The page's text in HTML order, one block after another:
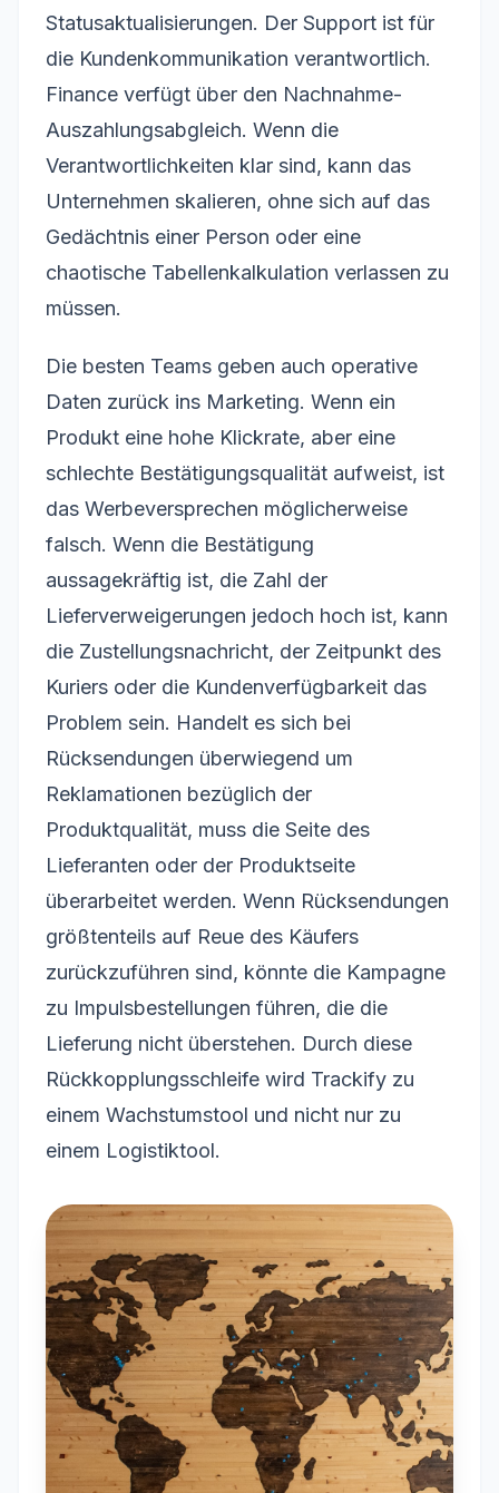
Statusaktualisierungen. Der Support ist für
die Kundenkommunikation verantwortlich.
Finance verfügt über den Nachnahme-
Auszahlungsabgleich. Wenn die
Verantwortlichkeiten klar sind, kann das
Unternehmen skalieren, ohne sich auf das
Gedächtnis einer Person oder eine
chaotische Tabellenkalkulation verlassen zu
müssen.
Die besten Teams geben auch operative
Daten zurück ins Marketing. Wenn ein
Produkt eine hohe Klickrate, aber eine
schlechte Bestätigungsqualität aufweist, ist
das Werbeversprechen möglicherweise
falsch. Wenn die Bestätigung
aussagekräftig ist, die Zahl der
Lieferverweigerungen jedoch hoch ist, kann
die Zustellungsnachricht, der Zeitpunkt des
Kuriers oder die Kundenverfügbarkeit das
Problem sein. Handelt es sich bei
Rücksendungen überwiegend um
Reklamationen bezüglich der
Produktqualität, muss die Seite des
Lieferanten oder der Produktseite
überarbeitet werden. Wenn Rücksendungen
größtenteils auf Reue des Käufers
zurückzuführen sind, könnte die Kampagne
zu Impulsbestellungen führen, die die
Lieferung nicht überstehen. Durch diese
Rückkopplungsschleife wird Trackify zu
einem Wachstumstool und nicht nur zu
einem Logistiktool.